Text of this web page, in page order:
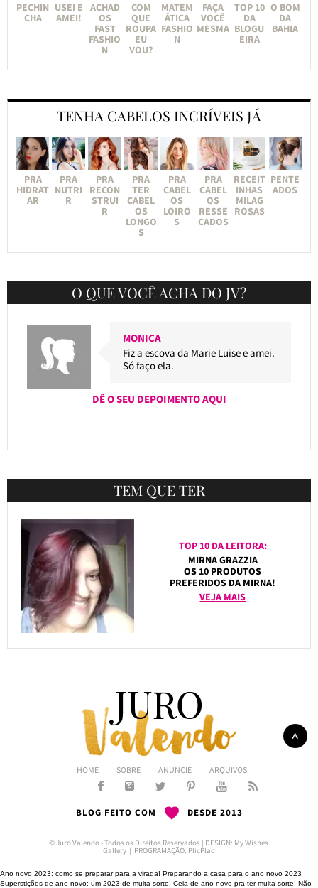
PECHIN
CHA
USEI E
AMEI!
ACHAD
OS
FAST
FASHIO
N
COM
QUE
ROUPA
EU
VOU?
MATEM
ÁTICA
FASHIO
N
FAÇA
VOCÊ
MESMA
TOP 10
DA
BLOGU
EIRA
O BOM
DA
BAHIA
TENHA CABELOS INCRÍVEIS JÁ
PRA
HIDRAT
AR
PRA
NUTRI
R
PRA
RECON
STRUI
R
PRA
TER
CABEL
OS
LONGO
S
PRA
CABEL
OS
LOIRO
S
PRA
CABEL
OS
RESSE
CADOS
RECEIT
INHAS
MILAG
ROSAS
PENTE
ADOS
O QUE VOCÊ ACHA DO JV?
MONICA
Fiz a escova da Marie Luise e amei.
Só faço ela.
DÊ O SEU DEPOIMENTO AQUI
TEM QUE TER
TOP 10 DA LEITORA:
MIRNA GRAZZIA
OS 10 PRODUTOS
PREFERIDOS DA MIRNA!
VEJA MAIS
HOME SOBRE ANUNCIE ARQUIVOS
BLOG FEITO COM DESDE 2013
© Juro Valendo - Todos os Direitos Reservados | DESIGN: My Wishes
Gallery | PROGRAMAÇÃO: PlicPlac
Ano novo 2023: como se preparar para a virada! Preparando a casa para o ano novo 2023
Superstições de ano novo: um 2023 de muita sorte! Ceia de ano novo pra ter muita sorte! Não